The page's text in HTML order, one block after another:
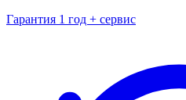
Гарантия 1 год + сервис